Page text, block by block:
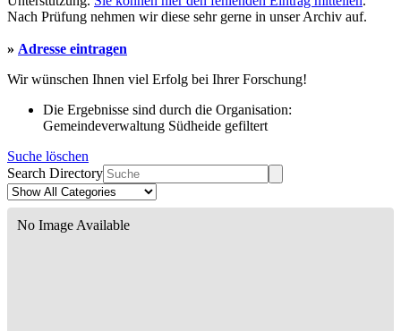
Nach Prüfung nehmen wir diese sehr gerne in unser Archiv auf.
» Adresse eintragen
Wir wünschen Ihnen viel Erfolg bei Ihrer Forschung!
Die Ergebnisse sind durch die Organisation:
Gemeindeverwaltung Südheide gefiltert
Suche löschen
Search Directory
No Image Available